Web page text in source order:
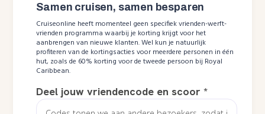
Samen cruisen, samen besparen
Cruiseonline heeft momenteel geen specifiek vrienden-werft-
vrienden programma waarbij je korting krijgt voor het
aanbrengen van nieuwe klanten. Wel kun je natuurlijk
profiteren van de kortingsacties voor meerdere personen in één
hut, zoals de 60% korting voor de tweede persoon bij Royal
Caribbean.
Deel jouw vriendencode en scoor*